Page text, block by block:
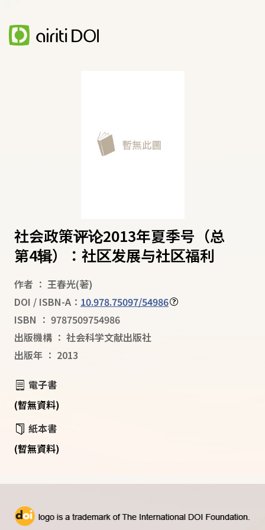
社会政策评论2013年夏季号（总
第4辑）：社区发展与社区福利
作者 ： 王春光(著)
DOI / ISBN-A： 10.978.75097/54986
ISBN ： 9787509754986
出版機構 ： 社会科学文献出版社
出版年 ： 2013
電子書
(暫無資料)
紙本書
(暫無資料)